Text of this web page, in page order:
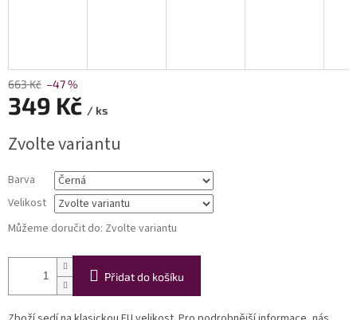
663 Kč –47 %
349 Kč / ks
cena:
Zvolte variantu
Barva
Velikost
Můžeme doručit do: Zvolte variantu
Přidat do košíku